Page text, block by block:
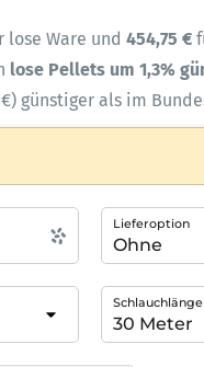
lose Ware und 454,75 €
lose Pellets um 1,3%
günstiger als im
Lieferoption
Schlauchlänge